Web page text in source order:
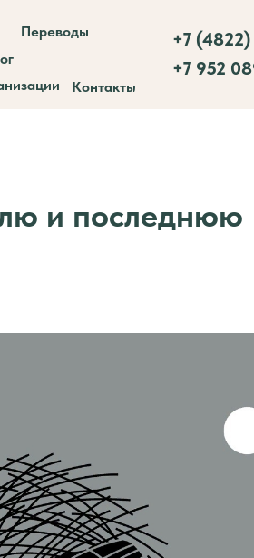
+7 952
+7 (4822)
Переводы
Контакты
и последнюю